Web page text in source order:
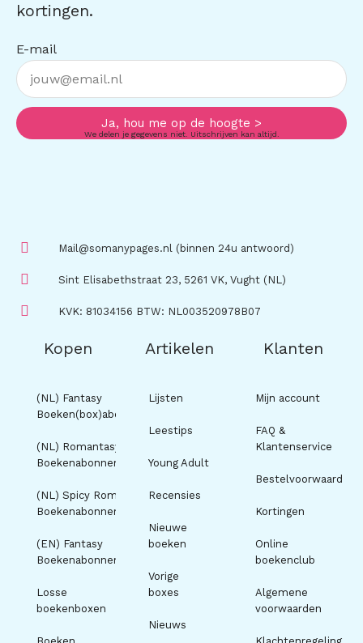
kortingen.
E-mail
Ja, hou me op de hoogte >
We delen je gegevens niet. Uitschrijven kan altijd.
Mail@somanypages.nl (binnen 24u antwoord)
Sint Elisabethstraat 23, 5261 VK, Vught (NL)
KVK: 81034156 BTW: NL003520978B07
Kopen
(NL) Fantasy
Boeken(box)abonnement
(NL) Romantasy
Boekenabonnement
(NL) Spicy Romance
Boekenabonnement
(EN) Fantasy
Boekenabonnement
Losse
boekenboxen
Artikelen
Lijsten
Leestips
Young Adult
Recensies
Nieuwe
boeken
Vorige
boxes
Nieuws
Klanten
Mijn account
FAQ &
Klantenservice
Bestelvoorwaarden
Kortingen
Online
boekenclub
Algemene
voorwaarden